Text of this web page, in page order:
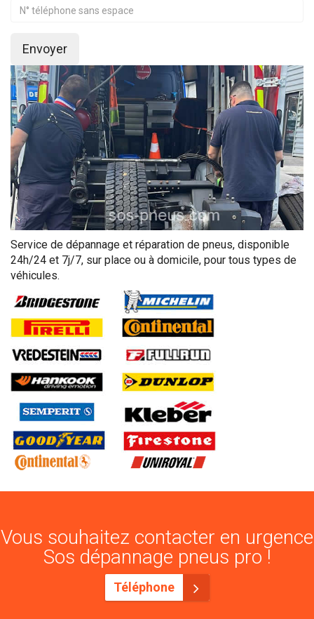
Envoyer
Service de dépannage et réparation de pneus, disponible
24h/24 et 7j/7, sur place ou à domicile, pour tous types de
véhicules.
Vous souhaitez contacter en urgence
Sos dépannage pneus pro !
Téléphone